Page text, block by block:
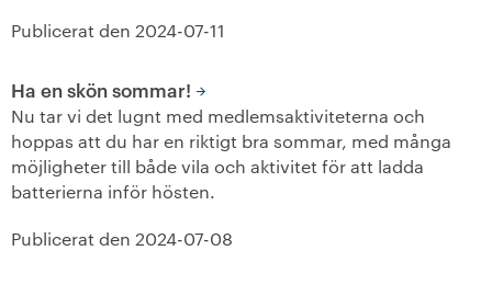
Publicerat den 2024-07-11
Ha en skön sommar!
Nu tar vi det lugnt med medlemsaktiviteterna och
hoppas att du har en riktigt bra sommar, med många
möjligheter till både vila och aktivitet för att ladda
batterierna inför hösten.
Publicerat den 2024-07-08